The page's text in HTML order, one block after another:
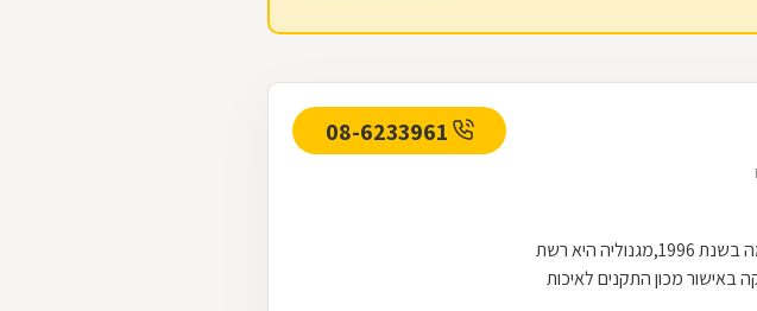
רשת התכשיטים מגנוליה הוקמה בשנת 1996,מגנוליה היא רשת
באישור מכון התקנים לאיכות